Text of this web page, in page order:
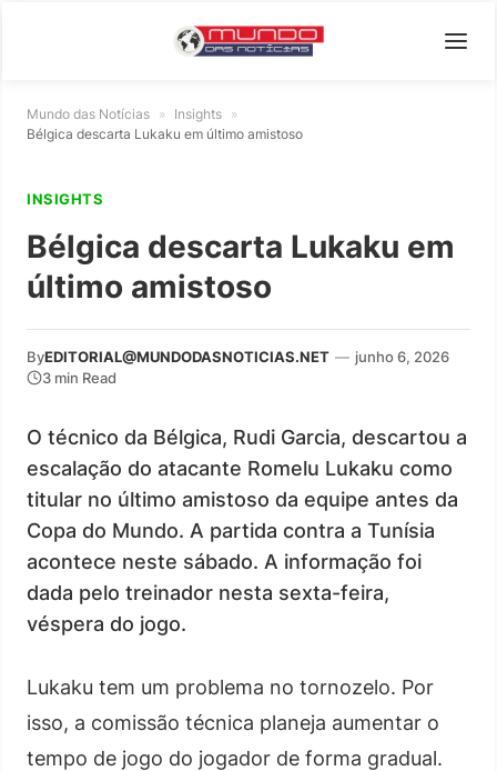
Mundo das Notícias » Insights »
Bélgica descarta Lukaku em último amistoso
INSIGHTS
Bélgica descarta Lukaku em
último amistoso
ByEDITORIAL@MUNDODASNOTICIAS.NET — junho 6, 2026
3 min Read
O técnico da Bélgica, Rudi Garcia, descartou a
escalação do atacante Romelu Lukaku como
titular no último amistoso da equipe antes da
Copa do Mundo. A partida contra a Tunísia
acontece neste sábado. A informação foi
dada pelo treinador nesta sexta-feira,
véspera do jogo.
Lukaku tem um problema no tornozelo. Por
isso, a comissão técnica planeja aumentar o
tempo de jogo do jogador de forma gradual.